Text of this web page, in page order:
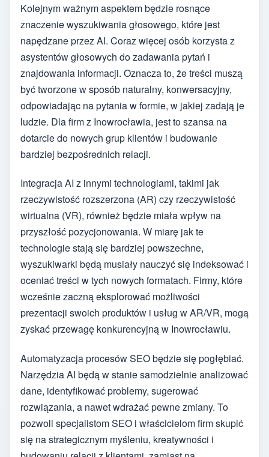
Kolejnym ważnym aspektem będzie rosnące
znaczenie wyszukiwania głosowego, które jest
napędzane przez AI. Coraz więcej osób korzysta z
asystentów głosowych do zadawania pytań i
znajdowania informacji. Oznacza to, że treści muszą
być tworzone w sposób naturalny, konwersacyjny,
odpowiadając na pytania w formie, w jakiej zadają je
ludzie. Dla firm z Inowrocławia, jest to szansa na
dotarcie do nowych grup klientów i budowanie
bardziej bezpośrednich relacji.
Integracja AI z innymi technologiami, takimi jak
rzeczywistość rozszerzona (AR) czy rzeczywistość
wirtualna (VR), również będzie miała wpływ na
przyszłość pozycjonowania. W miarę jak te
technologie stają się bardziej powszechne,
wyszukiwarki będą musiały nauczyć się indeksować i
oceniać treści w tych nowych formatach. Firmy, które
wcześnie zaczną eksplorować możliwości
prezentacji swoich produktów i usług w AR/VR, mogą
zyskać przewagę konkurencyjną w Inowrocławiu.
Automatyzacja procesów SEO będzie się pogłębiać.
Narzędzia AI będą w stanie samodzielnie analizować
dane, identyfikować problemy, sugerować
rozwiązania, a nawet wdrażać pewne zmiany. To
pozwoli specjalistom SEO i właścicielom firm skupić
się na strategicznym myśleniu, kreatywności i